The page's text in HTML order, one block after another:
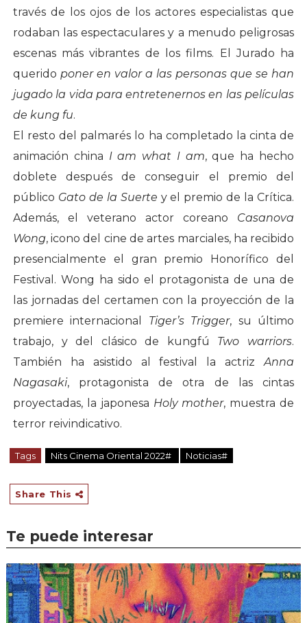
través de los ojos de los actores especialistas que
rodaban las espectaculares y a menudo peligrosas
escenas más vibrantes de los films. El Jurado ha
querido poner en valor a las personas que se han
jugado la vida para entretenernos en las películas
de kung fu.
El resto del palmarés lo ha completado la cinta de
animación china I am what I am, que ha hecho
doblete después de conseguir el premio del
público Gato de la Suerte y el premio de la Crítica.
Además, el veterano actor coreano Casanova
Wong, icono del cine de artes marciales, ha recibido
presencialmente el gran premio Honorífico del
Festival. Wong ha sido el protagonista de una de
las jornadas del certamen con la proyección de la
premiere internacional Tiger’s Trigger, su último
trabajo, y del clásico de kungfú Two warriors.
También ha asistido al festival la actrizAnna
Nagasaki, protagonista de otra de las cintas
proyectadas, la japonesa Holy mother, muestra de
terror reivindicativo.
Tags Nits Cinema Oriental 2022# Noticias#
Share This
Te puede interesar